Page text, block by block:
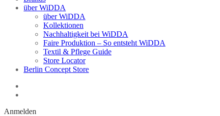
über WiDDA
über WiDDA
Kollektionen
Nachhaltigkeit bei WiDDA
Faire Produktion – So entsteht WiDDA
Textil & Pflege Guide
Store Locator
Berlin Concept Store
Anmelden